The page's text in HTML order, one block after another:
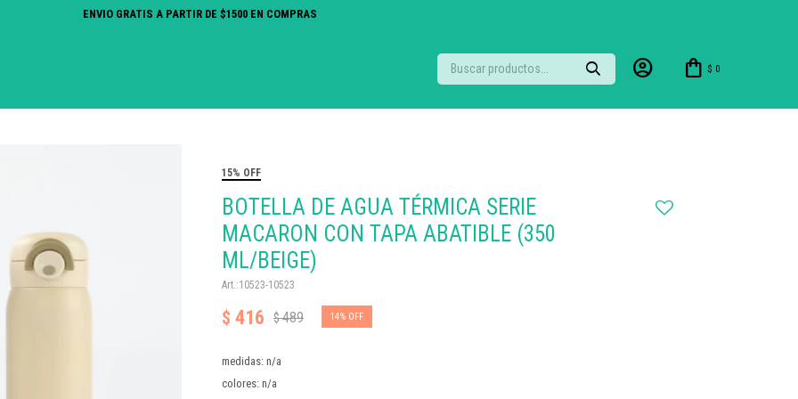
ENVIO GRATIS A PARTIR DE $1500 EN COMPRAS
$ 0
15% OFF
BOTELLA DE AGUA TÉRMICA SERIE
MACARON CON TAPA ABATIBLE (350
ML/BEIGE)
10523-10523
$ 416 $489 14
medidas: n/a
colores: n/a